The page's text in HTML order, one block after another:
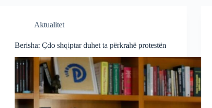
Aktualitet
Berisha: Çdo shqiptar duhet ta përkrahë protestën